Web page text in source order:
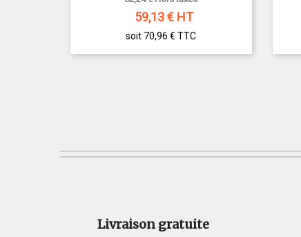
59,13€ HT
soit 70,96 €TTC
Livraison gratuite